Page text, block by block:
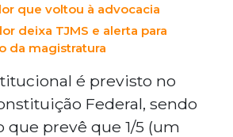
que voltou à advocacia
deixa TJMS e alerta para
da magistratura
é previsto no
Federal, sendo
prevê que 1/5 (um